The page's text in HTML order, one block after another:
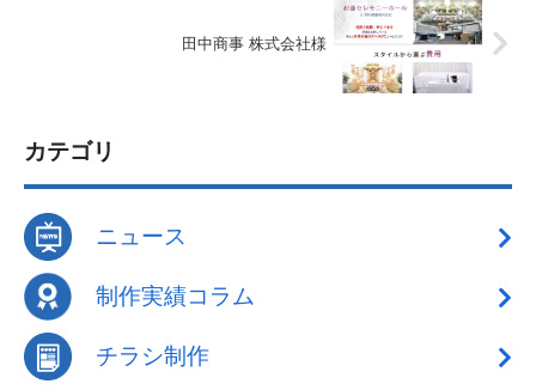
田中商事 株式会社様
カテゴリ
ニュース
制作実績コラム
チラシ制作